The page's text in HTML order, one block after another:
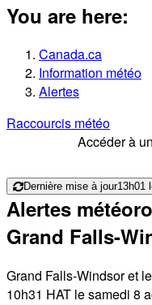
You are here:
Canada.ca
Information météo
Alertes
Raccourcis météo
Accéder à
Dernière mise à jour13h01
Alertes
Grand Falls-
Grand Falls-Windsor et
10h31 HAT le samedi 8